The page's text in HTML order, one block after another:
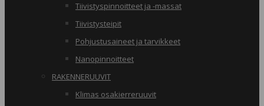
Tiivistyspinnoitteet ja -massat
Tiivistysteipit
Pohjustusaineet ja tarvikkeet
Nanopinnoitteet
RAKENNERUUVIT
Klimas osakierreruuvit